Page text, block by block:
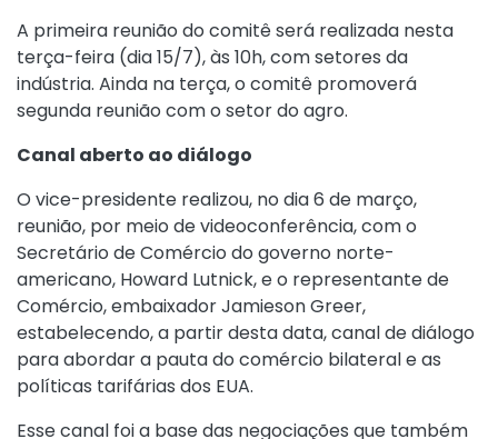
A primeira reunião do comitê será realizada nesta
terça-feira (dia 15/7), às 10h, com setores da
indústria. Ainda na terça, o comitê promoverá
segunda reunião com o setor do agro.
Canal aberto ao diálogo
O vice-presidente realizou, no dia 6 de março,
reunião, por meio de videoconferência, com o
Secretário de Comércio do governo norte-
americano, Howard Lutnick, e o representante de
Comércio, embaixador Jamieson Greer,
estabelecendo, a partir desta data, canal de diálogo
para abordar a pauta do comércio bilateral e as
políticas tarifárias dos EUA.
Esse canal foi a base das negociações que também